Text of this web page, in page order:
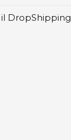
DropShipping